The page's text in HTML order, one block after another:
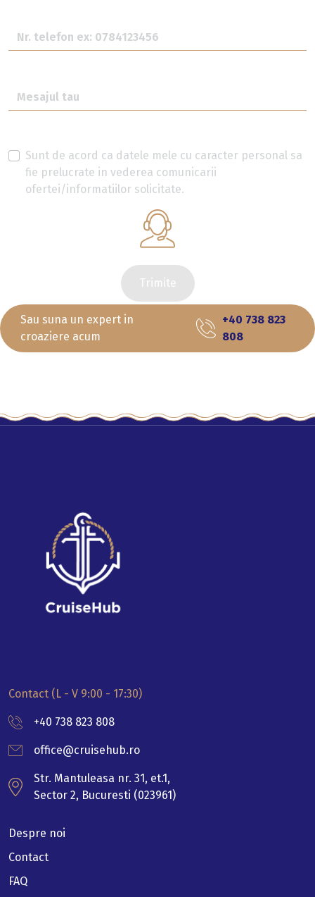
Sunt de acord ca datele mele cu caracter personal sa
fie prelucrate in vederea comunicarii
ofertei/informatiilor solicitate.
Trimite
Sau suna un expert in
croaziere acum
+40 738 823
808
Contact (L - V 9:00 - 17:30)
+40 738 823 808
office@cruisehub.ro
Str. Mantuleasa nr. 31, et.1,
Sector 2, Bucuresti (023961)
Despre noi
Contact
FAQ